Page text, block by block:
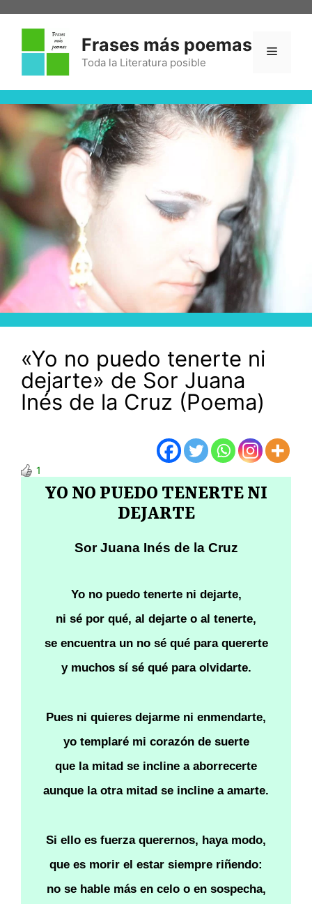
Frases más poemas
Toda la Literatura posible
«Yo no puedo tenerte ni
dejarte» de Sor Juana
Inés de la Cruz (Poema)
1
YO NO PUEDO TENERTE NI
DEJARTE
Sor Juana Inés de la Cruz
Yo no puedo tenerte ni dejarte,
ni sé por qué, al dejarte o al tenerte,
se encuentra un no sé qué para quererte
y muchos sí sé qué para olvidarte.
Pues ni quieres dejarme ni enmendarte,
yo templaré mi corazón de suerte
que la mitad se incline a aborrecerte
aunque la otra mitad se incline a amarte.
Si ello es fuerza querernos, haya modo,
que es morir el estar siempre riñendo:
no se hable más en celo o en sospecha,